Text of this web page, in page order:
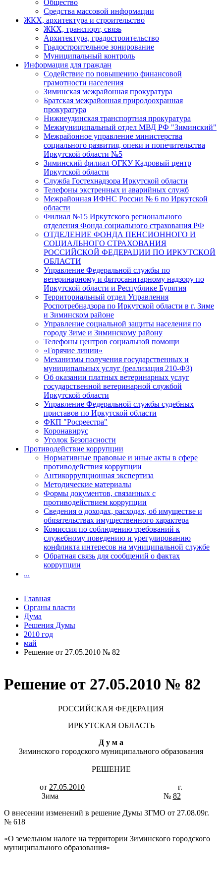
Решение от 27.05.2010 № 82
РОССИЙСКАЯ ФЕДЕРАЦИЯ
ИРКУТСКАЯ ОБЛАСТЬ
Д у м а
Зиминского городского муниципального образования
РЕШЕНИЕ
от 27.05.2010 г.
Зима № 82
О внесении изменений в решение Думы ЗГМО от 27.08.09г.
№ 618
«О земельном налоге на территории Зиминского городского
муниципального образования»
Общество
Средства массовой информации
ЖКХ, архитектура и строительство
ЖКХ, транспорт, связь
Архитектура, градостроительство
Градостроительное зонирование
Муниципальный контроль
Информация для граждан
Содействие по повышению финансовой
грамотности населения
Зиминская межрайонная прокуратура
Братская межрайонная природоохранная
прокуратура
Нижнеудинская транспортная прокуратура
Межмуниципальный отдел МВД РФ "Зиминский"
Межрайонное управление министерства
социального развития, опеки и попечительства
Иркутской области №5
Зиминский филиал ОГКУ Кадровый центр
Иркутской области
Служба Гостехнадзора Иркутской области
Телефоны экстренных и аварийных служб
Межрайонная ИФНС России № 6 по Иркутской
области
Филиал №15 Иркутского регионального
отделения Фонда социального страхования РФ
ОТДЕЛЕНИЕ ФОНДА ПЕНСИОННОГО И
СОЦИАЛЬНОГО СТРАХОВАНИЯ
РОССИЙСКОЙ ФЕДЕРАЦИИ ПО ИРКУТСКОЙ
ОБЛАСТИ
Управление Федеральной службы по
ветеринарному и фитосанитарному надзору по
Иркутской области и Республике Бурятия
Территориальный отдел Управления
Роспотребнадзора по Иркутской области в г. Зиме
и Зиминском районе
Управление социальной защиты населения по
городу Зиме и Зиминскому району
Телефоны центров социальной помощи
«Горячие линии»
Механизмы получения государственных и
муниципальных услуг (реализация 210-ФЗ)
Об оказании платных ветеринарных услуг
государственной ветеринарной службой
Иркутской области
Управление Федеральной службы судебных
приставов по Иркутской области
ФКП "Росреестра"
Коронавирус
Уголок Безопасности
Противодействие коррупции
Нормативные правовые и иные акты в сфере
противодействия коррупции
Антикоррупционная экспертиза
Методические материалы
Формы документов, связанных с
противодействием коррупции
Сведения о доходах, расходах, об имуществе и
обязательствах имущественного характера
Комиссия по соблюдению требований к
служебному поведению и урегулированию
конфликта интересов на муниципальной службе
Обратная связь для сообщений о фактах
коррупции
...
Главная
Органы власти
Дума
Решения Думы
2010 год
май
Решение от 27.05.2010 № 82